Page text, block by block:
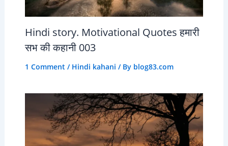
Hindi story. Motivational Quotes हमारी
सभ की कहानी 003
1 Comment / Hindi kahani / By blog83.com